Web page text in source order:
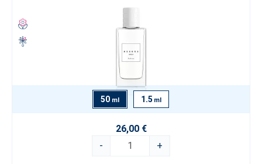
50 ml 1.5 ml
26,00 €
-
+